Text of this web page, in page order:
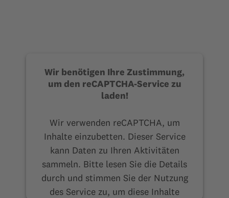
Wir benötigen Ihre Zustimmung,
um den reCAPTCHA-Service zu
laden!
Wir verwenden reCAPTCHA, um
Inhalte einzubetten. Dieser Service
kann Daten zu Ihren Aktivitäten
sammeln. Bitte lesen Sie die Details
durch und stimmen Sie der Nutzung
des Service zu, um diese Inhalte